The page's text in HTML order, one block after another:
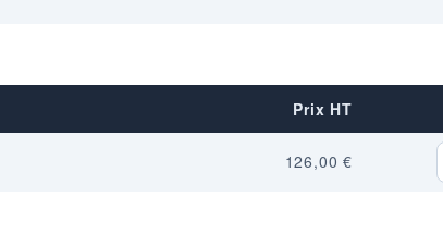
Prix HT
126,00 €